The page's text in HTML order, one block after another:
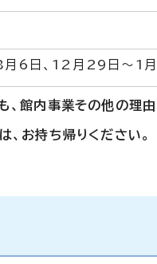
8月6日、12月29日～1
、館内事業その他の理
お持ち帰りください。